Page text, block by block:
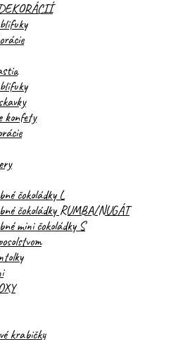
konfety
čokoládky L
čokoládky RUMBA/NUGÁT
mini čokoládky S
krabičky